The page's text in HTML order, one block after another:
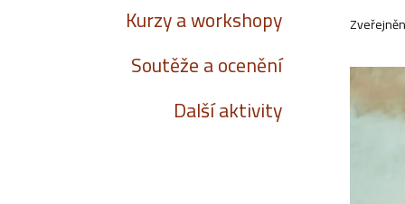
Kurzy a workshopy
Soutěže a ocenění
Další aktivity